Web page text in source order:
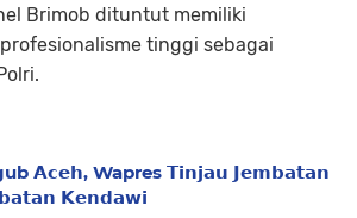
Brimob dituntut memiliki
tinggi sebagai
𝗔𝗰𝗲𝗵, Wapres 𝗧𝗶𝗻𝗷𝗮𝘂 𝗝𝗲𝗺𝗯𝗮𝘁𝗮𝗻
𝗞𝗲𝗻𝗱𝗮𝘄𝗶